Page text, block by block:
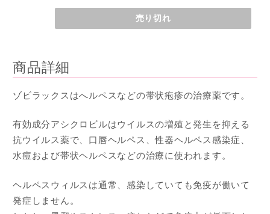
売り切れ
商品詳細
ゾビラックスはへルペスなどの帯状疱疹の治療薬です。
有効成分アシクロビルはウイルスの増殖と発生を抑える
抗ウイルス薬で、口唇ヘルペス、性器ヘルペス感染症、
水痘および帯状ヘルペスなどの治療に使われます。
ヘルペスウィルスは通常、感染していても免疫が働いて
発症しません。